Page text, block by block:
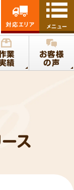
業
績
お客様
の声
対応エリア メニュー
ス